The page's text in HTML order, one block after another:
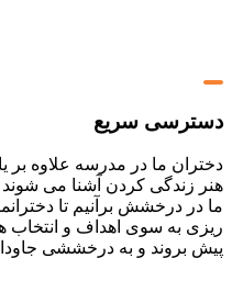
سریع
ما در مدرسه علاوه بر
زندگی کردن آشنا می شوند و
درخشش برآنیم تا دخترانمان
به سوی اهداف و انتخاب
بروند و به درخششی جاودان